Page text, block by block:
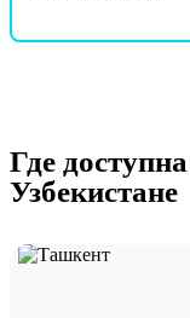
Где
Узбекистане